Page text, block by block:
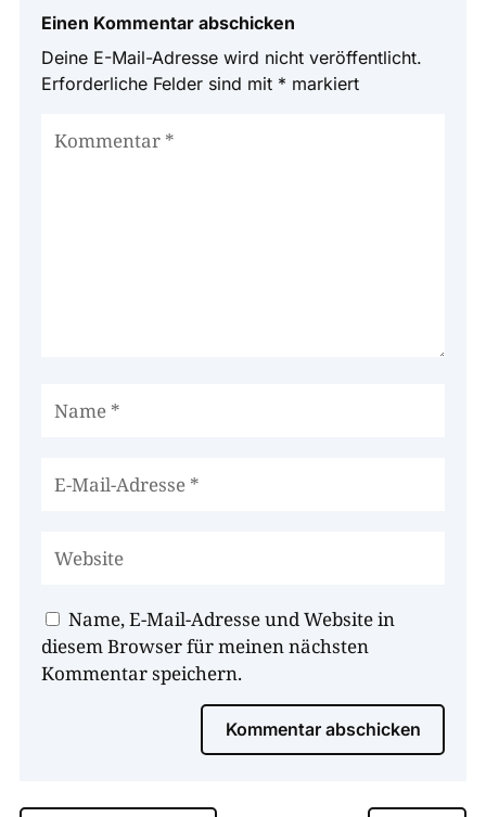
Einen Kommentar abschicken
Deine E-Mail-Adresse wird nicht veröffentlicht.
Erforderliche Felder sind mit * markiert
Name, E-Mail-Adresse und Website in
diesem Browser für meinen nächsten
Kommentar speichern.
Kommentar abschicken